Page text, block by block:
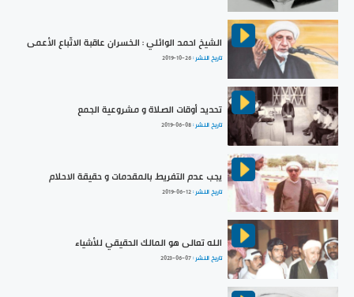
الشيخ احمد الوائلي : الخسران عاقبة الاتّباع الأعمى
تاريخ النشر :2019-10-26
تحديد أوقات الصلاة و مشروعية الجمع
تاريخ النشر :2019-06-08
يجب عدم التفريط بالمقدمات و حقيقة الاحلام
تاريخ النشر :2019-06-12
الله تعالى هو المالك الحقيقي للأشياء
تاريخ النشر :2023-06-07